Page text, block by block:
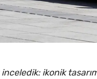
ikonik